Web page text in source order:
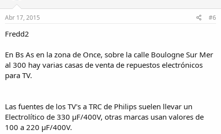
Abr 17, 2015 #6
Fredd2
En Bs As en la zona de Once, sobre la calle Boulogne Sur Mer
al 300 hay varias casas de venta de repuestos electrónicos
para TV.
Las fuentes de los TV's a TRC de Philips suelen llevar un
Electrolítico de 330 µF/400V, otras marcas usan valores de
100 a 220 µF/400V.